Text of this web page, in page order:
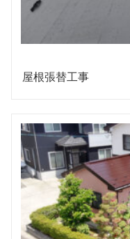
屋根張替工事